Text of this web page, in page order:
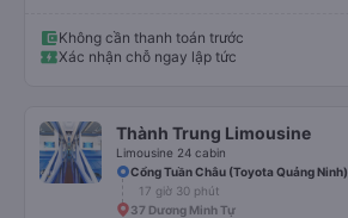
Không cần thanh toán trước
Xác nhận chỗ ngay lập tức
Thành Trung Limousine
Limousine 24 cabin
Cổng Tuần Châu (Toyota Quảng Ninh)
17 giờ 30 phút
37 Dương Minh Tự